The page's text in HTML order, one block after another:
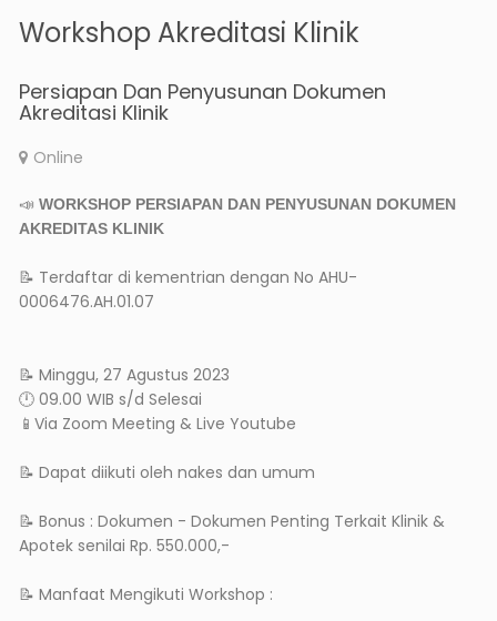
Workshop Akreditasi Klinik
Persiapan Dan Penyusunan Dokumen
Akreditasi Klinik
Online
📣 WORKSHOP PERSIAPAN DAN PENYUSUNAN DOKUMEN
AKREDITAS KLINIK
📝 Terdaftar di kementrian dengan No AHU-
0006476.AH.01.07
📝 Minggu, 27 Agustus 2023
🕛 09.00 WIB s/d Selesai
📱Via Zoom Meeting & Live Youtube
📝 Dapat diikuti oleh nakes dan umum
📝 Bonus : Dokumen - Dokumen Penting Terkait Klinik &
Apotek senilai Rp. 550.000,-
📝 Manfaat Mengikuti Workshop :